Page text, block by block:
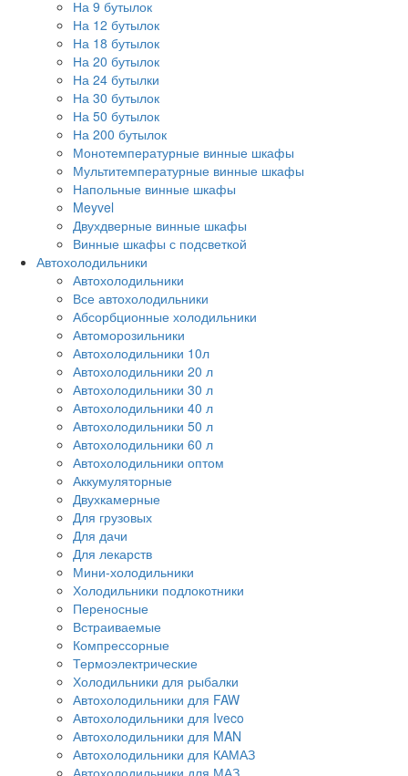
На 9 бутылок
На 12 бутылок
На 18 бутылок
На 20 бутылок
На 24 бутылки
На 30 бутылок
На 50 бутылок
На 200 бутылок
Монотемпературные винные шкафы
Мультитемпературные винные шкафы
Напольные винные шкафы
Meyvel
Двухдверные винные шкафы
Винные шкафы с подсветкой
Автохолодильники
Автохолодильники
Все автохолодильники
Абсорбционные холодильники
Автоморозильники
Автохолодильники 10л
Автохолодильники 20 л
Автохолодильники 30 л
Автохолодильники 40 л
Автохолодильники 50 л
Автохолодильники 60 л
Автохолодильники оптом
Аккумуляторные
Двухкамерные
Для грузовых
Для дачи
Для лекарств
Мини-холодильники
Холодильники подлокотники
Переносные
Встраиваемые
Компрессорные
Термоэлектрические
Холодильники для рыбалки
Автохолодильники для FAW
Автохолодильники для Iveco
Автохолодильники для MAN
Автохолодильники для КАМАЗ
Автохолодильники для МАЗ